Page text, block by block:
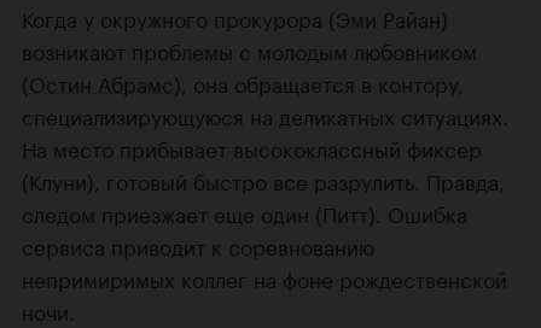
Когда у окружного прокурора (Эми Райан)
возникают проблемы с молодым любовником
(Остин Абрамс), она обращается в контору,
специализирующуюся на деликатных ситуациях.
На место прибывает высококлассный фиксер
(Клуни), готовый быстро все разрулить. Правда,
следом приезжает еще один (Питт). Ошибка
сервиса приводит к соревнованию
непримиримых коллег на фоне рождественской
ночи.